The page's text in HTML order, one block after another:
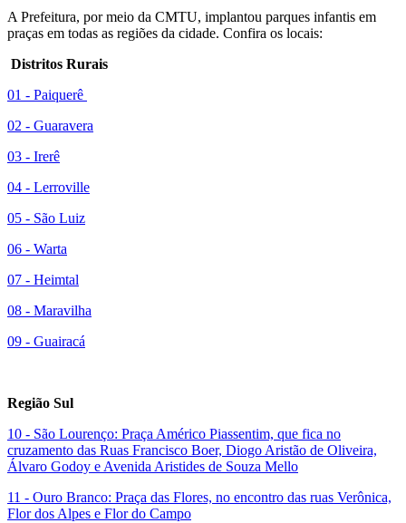
A Prefeitura, por meio da CMTU, implantou parques infantis em
praças em todas as regiões da cidade. Confira os locais:
Distritos Rurais
01 - Paiquerê
02 - Guaravera
03 - Irerê
04 - Lerroville
05 - São Luiz
06 - Warta
07 - Heimtal
08 - Maravilha
09 - Guairacá
Região Sul
10 - São Lourenço: Praça Américo Piassentim, que fica no
cruzamento das Ruas Francisco Boer, Diogo Aristão de Oliveira,
Álvaro Godoy e Avenida Aristides de Souza Mello
11 - Ouro Branco: Praça das Flores, no encontro das ruas Verônica,
Flor dos Alpes e Flor do Campo